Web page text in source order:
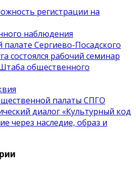
регистрации на
наблюдения
Сергиево-Посадского
состоялся рабочий семинар
общественного
палаты СПГО
диалог «Культурный код
через наследие, образ и